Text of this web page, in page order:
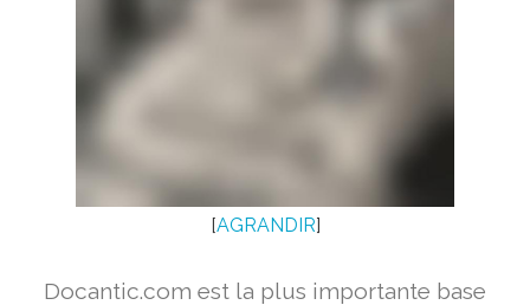
[AGRANDIR]
Docantic.com est la plus importante base